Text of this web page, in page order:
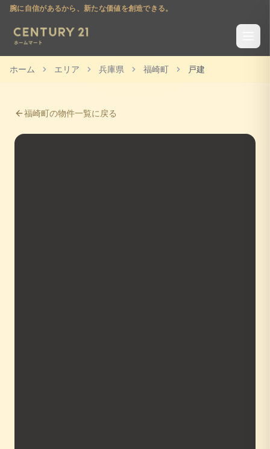
腕に自信があるから、新たな価値を創造できる。
ホーム エリア 兵庫県 福崎町 戸建
福崎町の物件一覧に戻る